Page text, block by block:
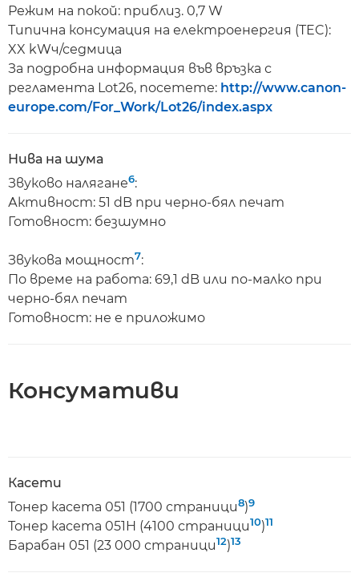
Режим на покой: приблиз. 0,7 W
Типична консумация на електроенергия (TEC):
XX kWч/седмица
За подробна информация във връзка с
регламента Lot26, посетете: http://www.canon-
europe.com/For_Work/Lot26/index.aspx
Нива на шума
Звуково налягане6:
Активност: 51 dB при черно-бял печат
Готовност: безшумно
Звукова мощност7:
По време на работа: 69,1 dB или по-малко при
черно-бял печат
Готовност: не е приложимо
Консумативи
Касети
Тонер касета 051 (1700 страници8)9
Тонер касета 051H (4100 страници10)11
Барабан 051 (23 000 страници12)13